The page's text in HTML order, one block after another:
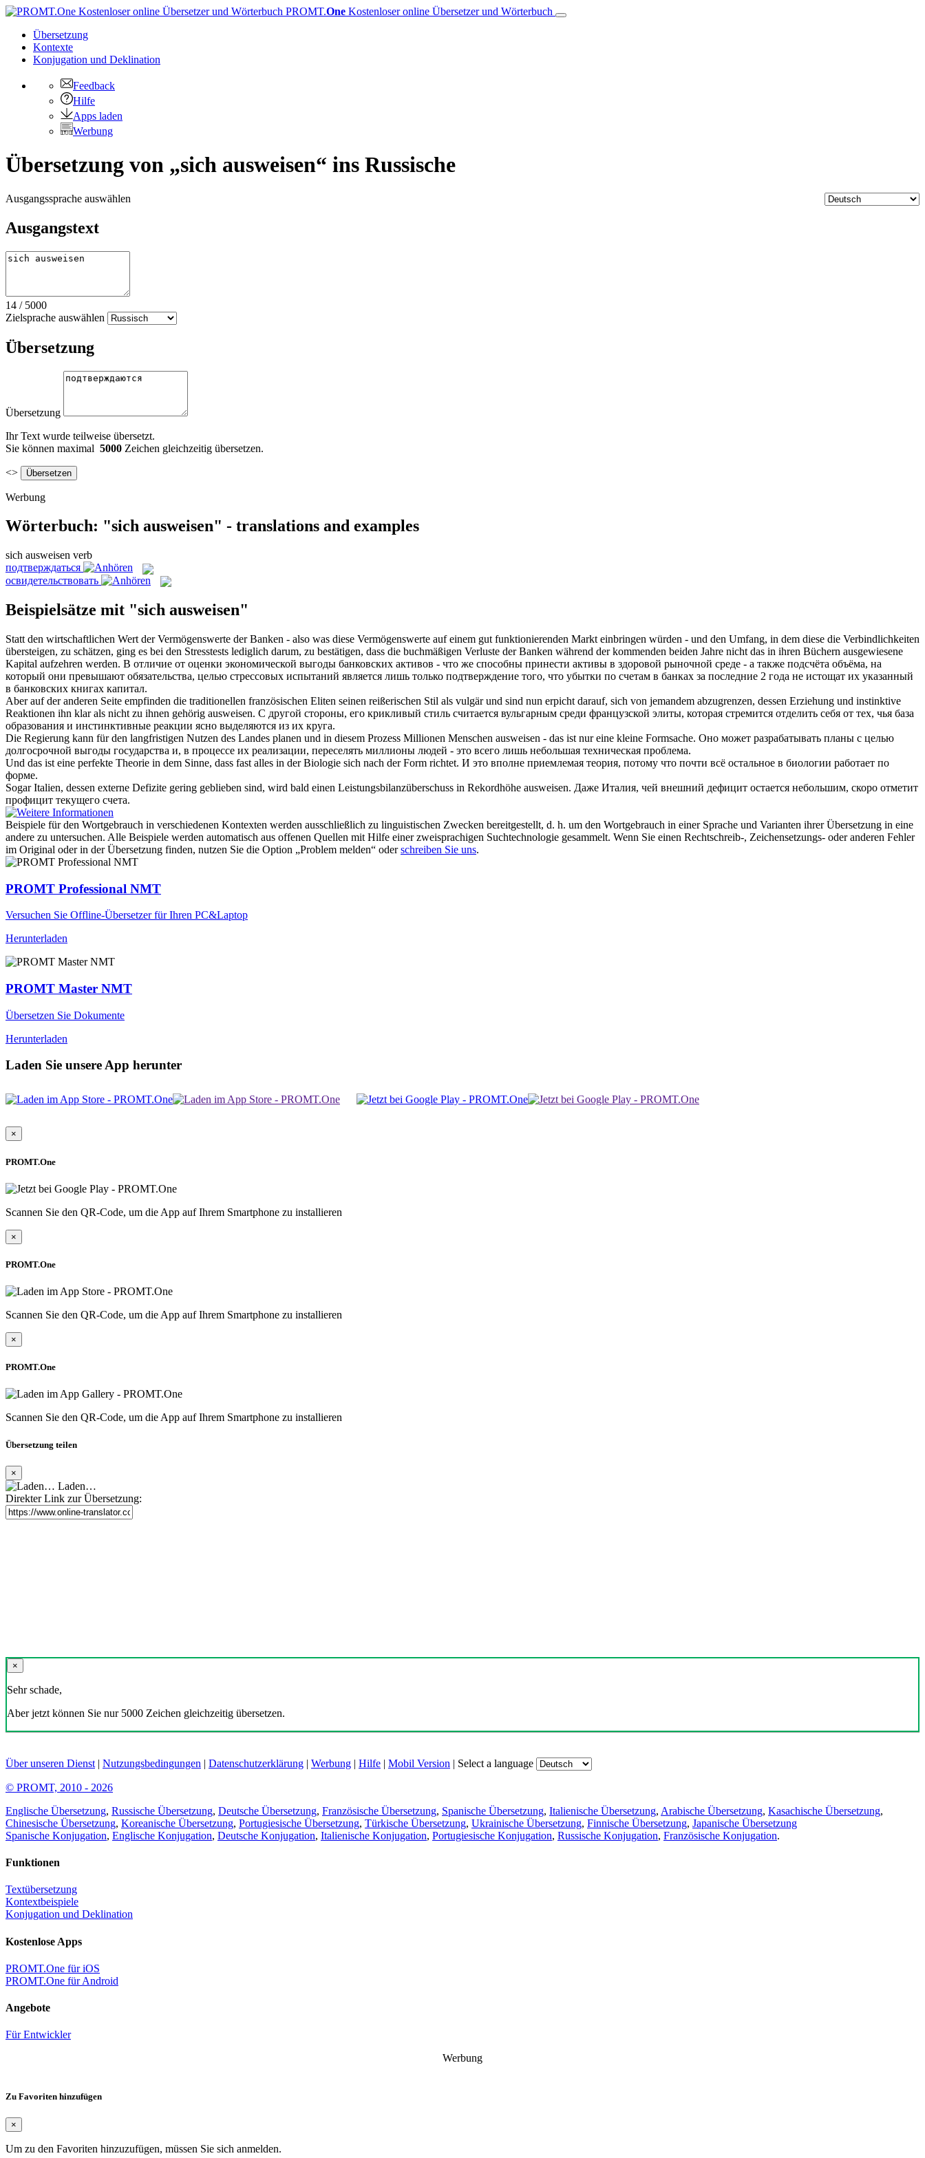
PROMT.One Kostenloser online Übersetzer und Wörterbuch
Übersetzung
Kontexte
Konjugation und Deklination
Feedback
Hilfe
Apps laden
Werbung
Übersetzung von „sich ausweisen“ ins Russische
Ausgangssprache auswählen
Ausgangstext
14 / 5000
Zielsprache auswählen
Übersetzung
Übersetzung
Ihr Text wurde teilweise übersetzt.
Sie können maximal 5000 Zeichen gleichzeitig übersetzen.
<>
Werbung
Wörterbuch: "sich ausweisen" - translations and examples
sich ausweisen verb
подтверждаться
освидетельствовать
Beispielsätze mit "sich ausweisen"
Statt den wirtschaftlichen Wert der Vermögenswerte der Banken - also was diese Vermögenswerte auf einem gut funktionierenden Markt einbringen würden - und den Umfang, in dem diese die Verbindlichkeiten
übersteigen, zu schätzen, ging es bei den Stresstests lediglich darum, zu bestätigen, dass die buchmäßigen Verluste der Banken während der kommenden beiden Jahre nicht das in ihren Büchern ausgewiesene
Kapital aufzehren werden. В отличие от оценки экономической выгоды банковских активов - что же способны принести активы в здоровой рыночной среде - а также подсчёта объёма, на
который они превышают обязательства, целью стрессовых испытаний является лишь только подтверждение того, что убытки по счетам в банках за последние 2 года не истощат их указанный
в банковских книгах капитал.
Aber auf der anderen Seite empfinden die traditionellen französischen Eliten seinen reißerischen Stil als vulgär und sind nun erpicht darauf, sich von jemandem abzugrenzen, dessen Erziehung und instinktive
Reaktionen ihn klar als nicht zu ihnen gehörig ausweisen. С другой стороны, его крикливый стиль считается вульгарным среди французской элиты, которая стремится отделить себя от тех, чья база
образования и инстинктивные реакции ясно выделяются из их круга.
Die Regierung kann für den langfristigen Nutzen des Landes planen und in diesem Prozess Millionen Menschen ausweisen - das ist nur eine kleine Formsache. Оно может разрабатывать планы с целью
долгосрочной выгоды государства и, в процессе их реализации, переселять миллионы людей - это всего лишь небольшая техническая проблема.
Und das ist eine perfekte Theorie in dem Sinne, dass fast alles in der Biologie sich nach der Form richtet. И это вполне приемлемая теория, потому что почти всё остальное в биологии работает по
форме.
Sogar Italien, dessen externe Defizite gering geblieben sind, wird bald einen Leistungsbilanzüberschuss in Rekordhöhe ausweisen. Даже Италия, чей внешний дефицит остается небольшим, скоро отметит
профицит текущего счета.
Beispiele für den Wortgebrauch in verschiedenen Kontexten werden ausschließlich zu linguistischen Zwecken bereitgestellt, d. h. um den Wortgebrauch in einer Sprache und Varianten ihrer Übersetzung in eine
andere zu untersuchen. Alle Beispiele werden automatisch aus offenen Quellen mit Hilfe einer zweisprachigen Suchtechnologie gesammelt. Wenn Sie einen Rechtschreib-, Zeichensetzungs- oder anderen Fehler
im Original oder in der Übersetzung finden, nutzen Sie die Option „Problem melden“ oderschreiben Sie uns.
PROMT Professional NMT
Versuchen Sie Offline-Übersetzer für Ihren PC&Laptop
Herunterladen
PROMT Master NMT
Übersetzen Sie Dokumente
Herunterladen
Laden Sie unsere App herunter
×
PROMT.One
Scannen Sie den QR-Code, um die App auf Ihrem Smartphone zu installieren
×
PROMT.One
Scannen Sie den QR-Code, um die App auf Ihrem Smartphone zu installieren
×
PROMT.One
Scannen Sie den QR-Code, um die App auf Ihrem Smartphone zu installieren
Übersetzung teilen
×
Laden…
Direkter Link zur Übersetzung:
×
Sehr schade,
Aber jetzt können Sie nur 5000 Zeichen gleichzeitig übersetzen.
Über unseren Dienst | Nutzungsbedingungen | Datenschutzerklärung | Werbung | Hilfe | Mobil Version | Select a language
© PROMT, 2010 - 2026
Englische Übersetzung, Russische Übersetzung, Deutsche Übersetzung, Französische Übersetzung, Spanische Übersetzung, Italienische Übersetzung, Arabische Übersetzung, Kasachische Übersetzung,
Chinesische Übersetzung, Koreanische Übersetzung, Portugiesische Übersetzung, Türkische Übersetzung, Ukrainische Übersetzung, Finnische Übersetzung, Japanische Übersetzung
Spanische Konjugation, Englische Konjugation, Deutsche Konjugation, Italienische Konjugation, Portugiesische Konjugation, Russische Konjugation, Französische Konjugation.
Funktionen
Textübersetzung
Kontextbeispiele
Konjugation und Deklination
Kostenlose Apps
PROMT.One für iOS
PROMT.One für Android
Angebote
Für Entwickler
Werbung
Zu Favoriten hinzufügen
×
Um zu den Favoriten hinzuzufügen, müssen Sie sich anmelden.